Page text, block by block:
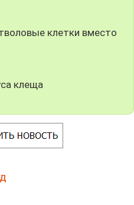
клетки вместо
клеща